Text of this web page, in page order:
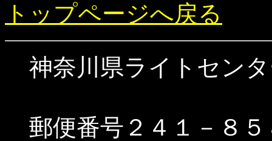
トップページへ戻る
神奈川県ライトセン
郵便番号２４１－８５